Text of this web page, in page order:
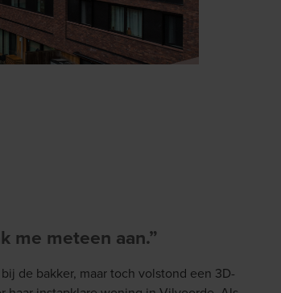
me meteen aan.”
de bakker, maar toch volstond een 3D-